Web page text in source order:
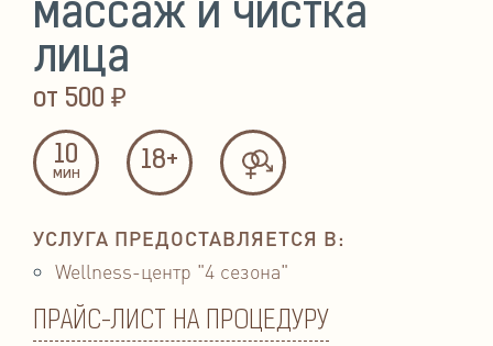
массаж и чистка
лица
от 500 ₽
10
мин 18+
УСЛУГА ПРЕДОСТАВЛЯЕТСЯ В:
Wellness-центр "4 сезона"
ПРАЙС-ЛИСТ НА ПРОЦЕДУРУ